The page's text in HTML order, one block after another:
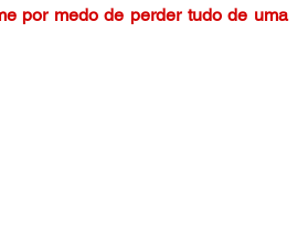
por medo de perder tudo de uma